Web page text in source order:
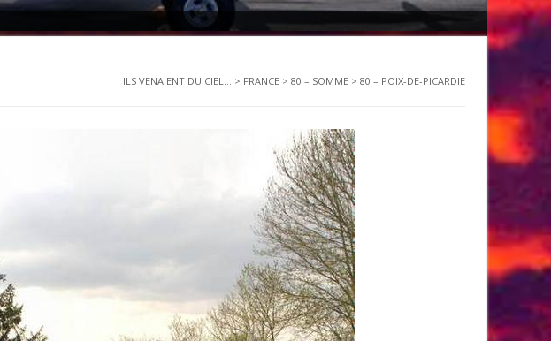
ILS VENAIENT DU CIEL... > FRANCE > 80 – SOMME > 80 – POIX-DE-PICARDIE